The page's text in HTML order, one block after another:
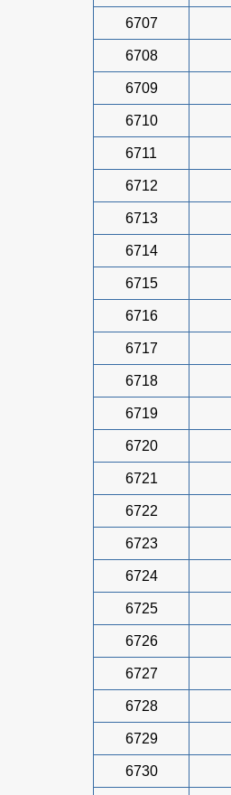
6707
6708
6709
6710
6711
6712
6713
6714
6715
6716
6717
6718
6719
6720
6721
6722
6723
6724
6725
6726
6727
6728
6729
6730